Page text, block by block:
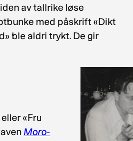
av tallrike løse
med påskrift «Dikt
ble aldri trykt. De gir
«Fru
Moro-